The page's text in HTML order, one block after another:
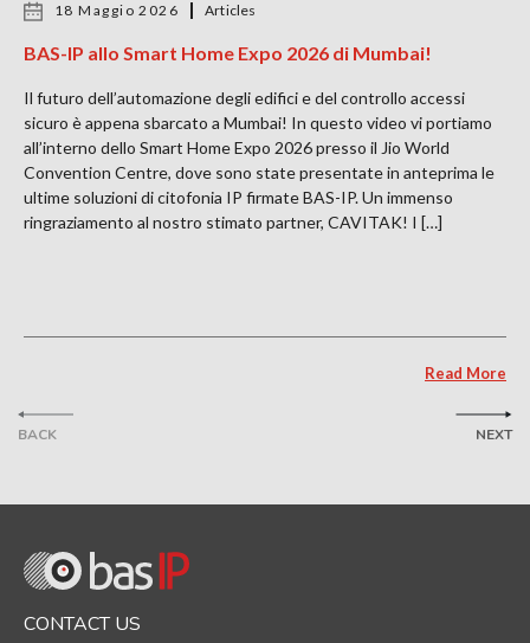
BACK
18 Maggio 2026 Articles
BAS-IP allo Smart Home Expo 2026 di Mumbai!
Il futuro dell’automazione degli edifici e del controllo accessi
sicuro è appena sbarcato a Mumbai! In questo video vi portiamo
all’interno dello Smart Home Expo 2026 presso il Jio World
Convention Centre, dove sono state presentate in anteprima le
ultime soluzioni di citofonia IP firmate BAS-IP. Un immenso
ringraziamento al nostro stimato partner, CAVITAK! I […]
Read More
NEXT
CONTACT US